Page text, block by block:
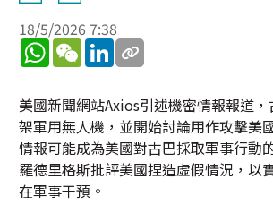
18/5/2026 7:38
WhatsApp
WeChatLinkedIn
美國新聞網站Axios引述機密情報報道
架軍用無人機，並開始討論用作攻擊美
情報可能成為美國對古巴採取軍事行動
羅德里格斯批評美國捏造虛假情況，以
在軍事干預。